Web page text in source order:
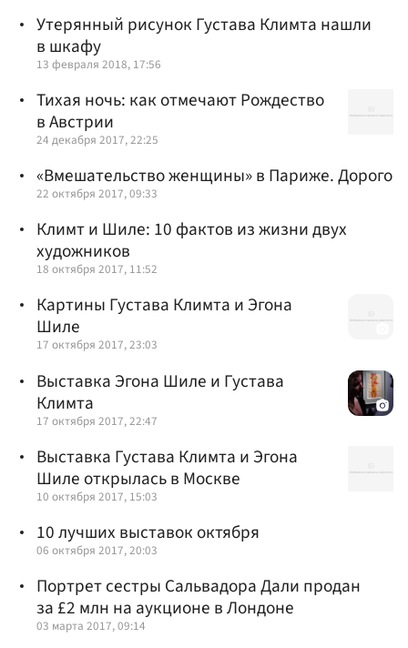
Утерянный рисунок Густава Климта нашли
в шкафу
13 февраля 2018, 17:56
Тихая ночь: как отмечают Рождество
в Австрии
24 декабря 2017, 22:25
«Вмешательство женщины» в Париже. Дорого
22 октября 2017, 09:33
Климт и Шиле: 10 фактов из жизни двух
художников
18 октября 2017, 11:52
Картины Густава Климта и Эгона
Шиле
17 октября 2017, 23:03
Выставка Эгона Шиле и Густава
Климта
17 октября 2017, 22:47
Выставка Густава Климта и Эгона
Шиле открылась в Москве
10 октября 2017, 15:03
10 лучших выставок октября
06 октября 2017, 20:03
Портрет сестры Сальвадора Дали продан
за £2 млн на аукционе в Лондоне
03 марта 2017, 09:14